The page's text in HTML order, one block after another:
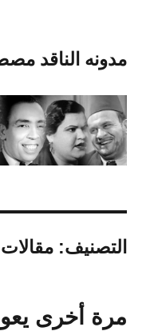
مدونه الناقد
التصنيف:
مرة أخرى